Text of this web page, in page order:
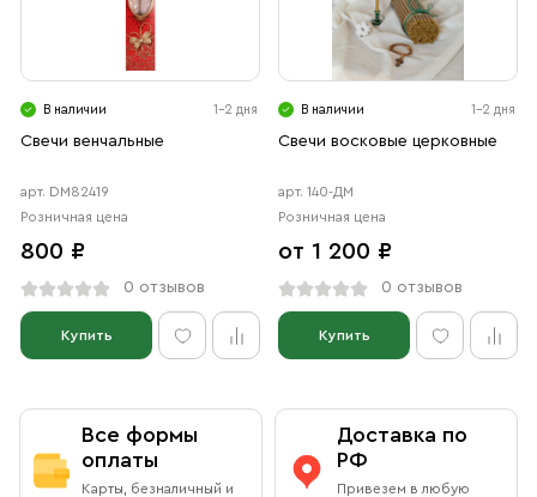
В наличии 1-2 дня
Свечи венчальные
арт. DM82419
Розничная цена
800 ₽
0 отзывов
Купить
В наличии 1-2 дня
Свечи восковые церковные
арт. 140-ДМ
Розничная цена
от 1 200 ₽
0 отзывов
Купить
Все формы
оплаты
Карты, безналичный и
Доставка по
РФ
Привезем в любую